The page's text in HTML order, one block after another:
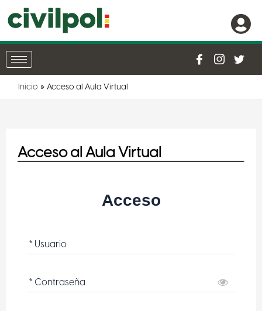
Inicio Acceso al Aula Virtual
Acceso al Aula Virtual
Acceso
* Usuario
* Contraseña